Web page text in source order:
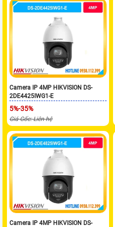
Camera IP 4MP HIKVISION DS-
2DE4425IWG1-E
5%-35%
Giá Gốc: Liên hệ
Camera IP 4MP HIKVISION DS-